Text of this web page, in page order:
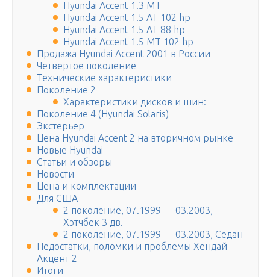
Hyundai Accent 1.3 MT
Hyundai Accent 1.5 AT 102 hp
Hyundai Accent 1.5 AT 88 hp
Hyundai Accent 1.5 MT 102 hp
Продажа Hyundai Accent 2001 в России
Четвертое поколение
Технические характеристики
Поколение 2
Характеристики дисков и шин:
Поколение 4 (Hyundai Solaris)
Экстерьер
Цена Hyundai Accent 2 на вторичном рынке
Новые Hyundai
Статьи и обзоры
Новости
Цена и комплектации
Для США
2 поколение, 07.1999 — 03.2003,
Хэтчбек 3 дв.
2 поколение, 07.1999 — 03.2003, Седан
Недостатки, поломки и проблемы Хендай
Акцент 2
Итоги